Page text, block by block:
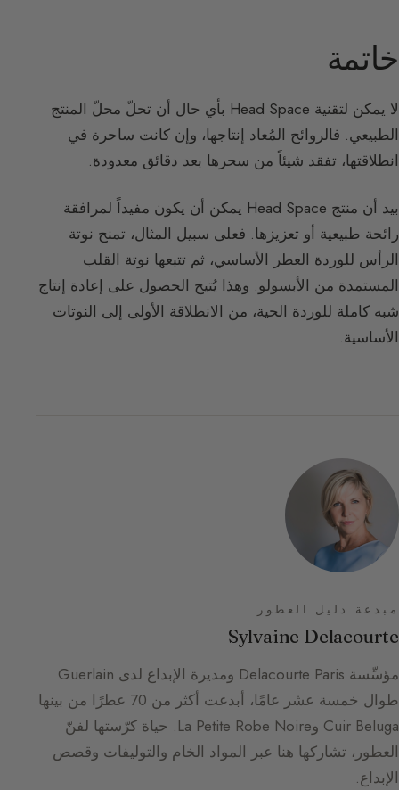
خاتمة
لا يمكن لتقنية Head Space بأي حال أن تحلّ محلّ المنتج
الطبيعي. فالروائح المُعاد إنتاجها، وإن كانت ساحرة في
انطلاقتها، تفقد شيئاً من سحرها بعد دقائق معدودة.
بيد أن منتج Head Space يمكن أن يكون مفيداً لمرافقة
رائحة طبيعية أو تعزيزها. فعلى سبيل المثال، تمنح نوتة
الرأس للوردة العطر الأساسي، ثم تتبعها نوتة القلب
المستمدة من الأبسولو. وهذا يُتيح الحصول على إعادة إنتاج
شبه كاملة للوردة الحية، من الانطلاقة الأولى إلى النوتات
الأساسية.
مبدعة دليل العطور
Sylvaine Delacourte
مؤسِّسة Delacourte Paris ومديرة الإبداع لدى Guerlain
طوال خمسة عشر عامًا، أبدعت أكثر من 70 عطرًا من بينها
Cuir Beluga وLa Petite Robe Noire. حياة كرّستها لفنّ
العطور، تشاركها هنا عبر المواد الخام والتوليفات وقصص
الإبداع.